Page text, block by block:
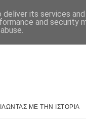
ΜΕ ΤΗΝ ΙΣΤΟΡΙΑ
its services
and